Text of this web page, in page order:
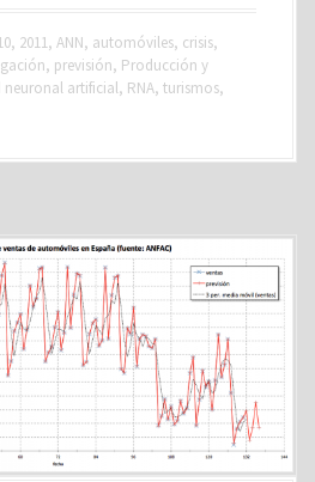
, 2011, ANN, automóviles, crisis,
, previsión, Producción y
neuronal artificial, RNA, turismos,